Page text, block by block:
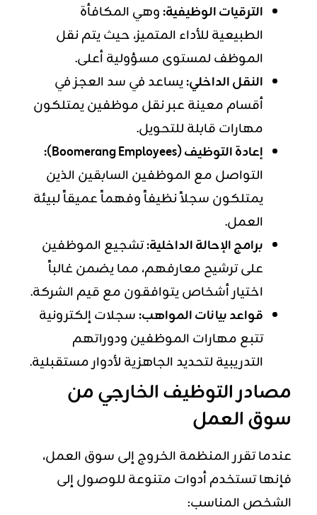
الترقيات الوظيفية:وهي المكافأة
الطبيعية للأداء المتميز، حيث يتم نقل
الموظف لمستوى مسؤولية أعلى.
النقل الداخلي:يساعد في سد العجز في
أقسام معينة عبر نقل موظفين يمتلكون
مهارات قابلة للتحويل.
إعادة التوظيف (Boomerang Employees):
التواصل مع الموظفين السابقين الذين
يمتلكون سجلاً نظيفاً وفهماً عميقاً لبيئة
العمل.
برامج الإحالة الداخلية:تشجيع الموظفين
على ترشيح معارفهم، مما يضمن غالباً
اختيار أشخاص يتوافقون مع قيم الشركة.
قواعد بيانات المواهب:سجلات إلكترونية
تتبع مهارات الموظفين ودوراتهم
التدريبية لتحديد الجاهزية لأدوار مستقبلية.
مصادر التوظيف الخارجي من
سوق العمل
عندما تقرر المنظمة الخروج إلى سوق العمل،
فإنها تستخدم أدوات متنوعة للوصول إلى
الشخص المناسب: